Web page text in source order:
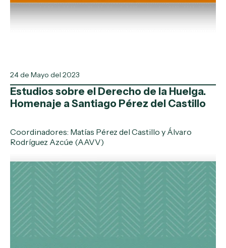
24 de Mayo del 2023
Estudios sobre el Derecho de la Huelga.
Homenaje a Santiago Pérez del Castillo
Coordinadores: Matías Pérez del Castillo y Álvaro
Rodríguez Azcúe (AAVV)